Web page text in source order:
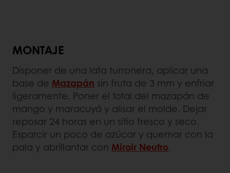
MONTAJE
Disponer de una lata turronera, aplicar una
base de Mazapán sin fruta de 3 mm y enfriar
ligeramente. Poner el total del mazapán de
mango y maracuyá y alisar el molde. Dejar
reposar 24 horas en un sitio fresco y seco.
Esparcir un poco de azúcar y quemar con la
pala y abrillantar con Miroir Neutro.